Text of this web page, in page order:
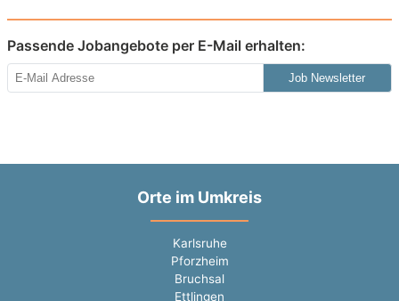
Passende Jobangebote per E-Mail erhalten:
Job Newsletter
Orte im Umkreis
Karlsruhe
Pforzheim
Bruchsal
Ettlingen